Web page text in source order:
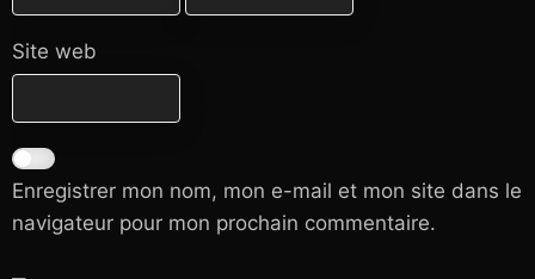
Site web
Enregistrer mon nom, mon e-mail et mon site dans le
navigateur pour mon prochain commentaire.